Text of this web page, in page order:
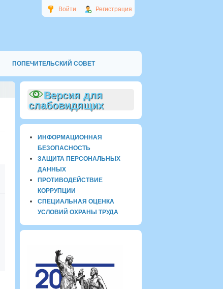
Войти Регистрация
ПОПЕЧИТЕЛЬСКИЙ СОВЕТ
Версия для
слабовидящих
ИНФОРМАЦИОННАЯ
БЕЗОПАСНОСТЬ
ЗАЩИТА ПЕРСОНАЛЬНЫХ
ДАННЫХ
ПРОТИВОДЕЙСТВИЕ
КОРРУПЦИИ
СПЕЦИАЛЬНАЯ ОЦЕНКА
УСЛОВИЙ ОХРАНЫ ТРУДА